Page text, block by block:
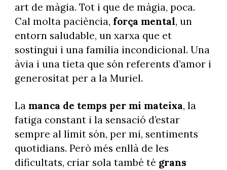
art de màgia. Tot i que de màgia, poca.
Cal molta paciència, força mental, un
entorn saludable, un xarxa que et
sostingui i una família incondicional. Una
àvia i una tieta que són referents d’amor i
generositat per a la Muriel.
La manca de temps per mi mateixa, la
fatiga constant i la sensació d’estar
sempre al límit són, per mi, sentiments
quotidians. Però més enllà de les
dificultats, criar sola també té grans